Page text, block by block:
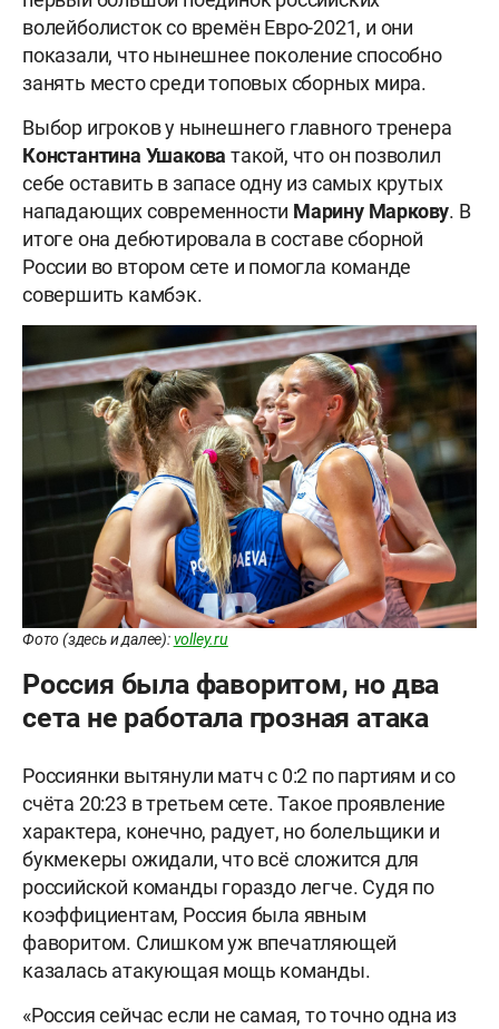
волейболисток со времён Евро-2021, и они
показали, что нынешнее поколение способно
занять место среди топовых сборных мира.
Выбор игроков у нынешнего главного тренера
Константина Ушакова такой, что он позволил
себе оставить в запасе одну из самых крутых
нападающих современности Марину Маркову. В
итоге она дебютировала в составе сборной
России во втором сете и помогла команде
совершить камбэк.
Фото (здесь и далее):volley.ru
Россия была фаворитом, но два
сета не работала грозная атака
Россиянки вытянули матч с 0:2 по партиям и со
счёта 20:23 в третьем сете. Такое проявление
характера, конечно, радует, но болельщики и
букмекеры ожидали, что всё сложится для
российской команды гораздо легче. Судя по
коэффициентам, Россия была явным
фаворитом. Слишком уж впечатляющей
казалась атакующая мощь команды.
«Россия сейчас если не самая, то точно одна из